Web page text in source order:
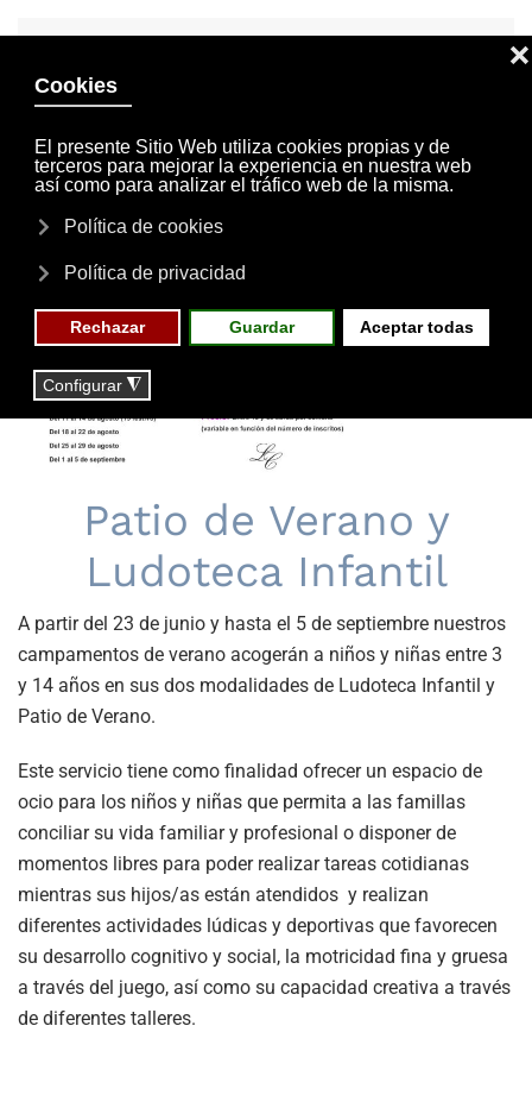
INVITACIONES
MI CUENTA
Patio de Verano y
Ludoteca Infantil
A partir del 23 de junio y hasta el 5 de septiembre nuestros
campamentos de verano acogerán a niños y niñas entre 3
y 14 años en sus dos modalidades de Ludoteca Infantil y
Patio de Verano.
Este servicio tiene como finalidad ofrecer un espacio de
ocio para los niños y niñas que permita a las famillas
conciliar su vida familiar y profesional o disponer de
momentos libres para poder realizar tareas cotidianas
mientras sus hijos/as están atendidos y realizan
diferentes actividades lúdicas y deportivas que favorecen
su desarrollo cognitivo y social, la motricidad fina y gruesa
a través del juego, así como su capacidad creativa a través
de diferentes talleres.